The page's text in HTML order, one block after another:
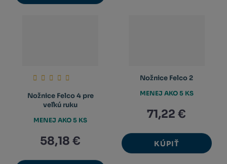
Nožnice Felco 4 pre
veľkú ruku
58,18 €
MENEJ AKO 5 KS
Nožnice Felco 2
71,22 €
KÚPIŤ
MENEJ AKO 5 KS